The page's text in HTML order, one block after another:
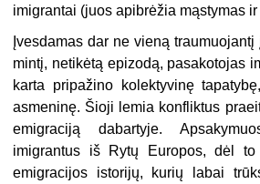
imigrantai (juos apibrėžia mąstymas
Įvesdamas dar ne vieną
mintį, netikėtą epizodą, pasakotojas
karta pripažino kolektyvinę
asmeninę. Šioji lemia konfliktus
emigraciją dabartyje.
imigrantus iš Rytų Europos, dėl
emigracijos istorijų, kurių labai